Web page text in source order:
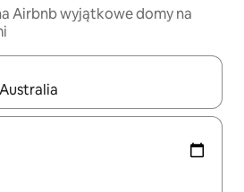
Airbnb wyjątkowe domy na
możesz poruszać się po nich za